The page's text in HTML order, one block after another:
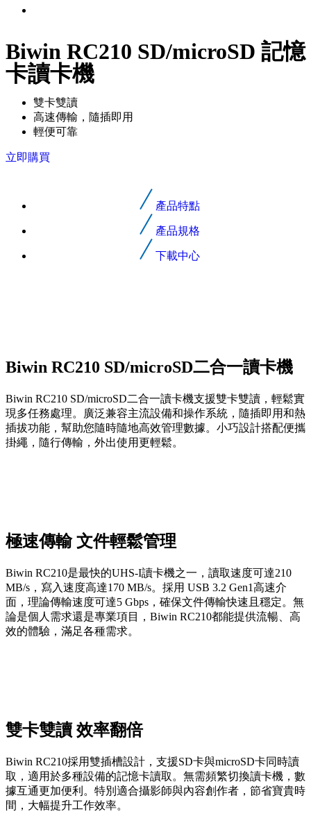
Biwin RC210 SD/microSD 記憶
卡讀卡機
雙卡雙讀
高速傳輸，隨插即用
輕便可靠
立即購買
產品特點
產品規格
下載中心
Biwin RC210 SD/microSD二合一讀卡機
Biwin RC210 SD/microSD二合一讀卡機支援雙卡雙讀，輕鬆實
現多任務處理。廣泛兼容主流設備和操作系統，隨插即用和熱
插拔功能，幫助您隨時隨地高效管理數據。小巧設計搭配便攜
掛繩，隨行傳輸，外出使用更輕鬆。
極速傳輸 文件輕鬆管理
Biwin RC210是最快的UHS-I讀卡機之一，讀取速度可達210
MB/s，寫入速度高達170 MB/s。採用 USB 3.2 Gen1高速介
面，理論傳輸速度可達5 Gbps，確保文件傳輸快速且穩定。無
論是個人需求還是專業項目，Biwin RC210都能提供流暢、高
效的體驗，滿足各種需求。
雙卡雙讀 效率翻倍
Biwin RC210採用雙插槽設計，支援SD卡與microSD卡同時讀
取，適用於多種設備的記憶卡讀取。無需頻繁切換讀卡機，數
據互通更加便利。特別適合攝影師與內容創作者，節省寶貴時
間，大幅提升工作效率。